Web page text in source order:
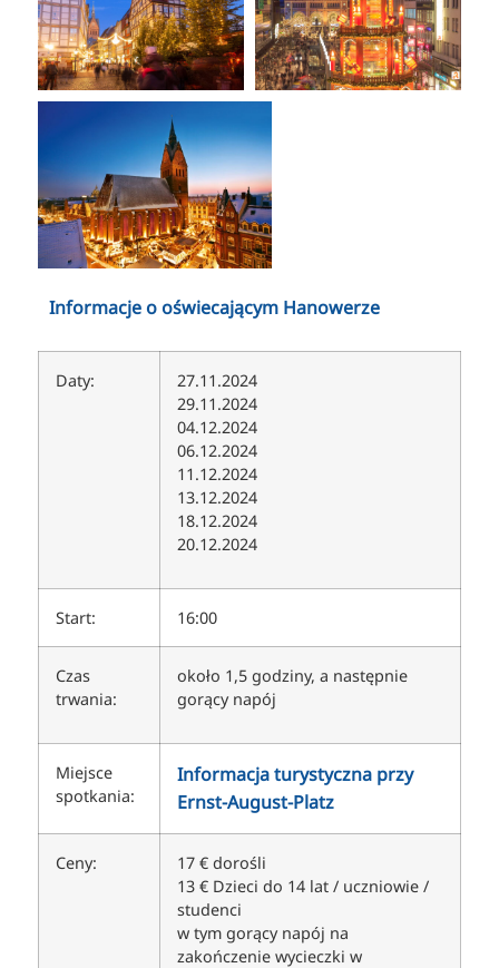
Informacje o oświecającym Hanowerze
Daty:
27.11.2024
29.11.2024
04.12.2024
06.12.2024
11.12.2024
13.12.2024
18.12.2024
20.12.2024
Start: 16:00
Czas
trwania:
około 1,5 godziny, a następnie
gorący napój
Miejsce
spotkania:
Informacja turystyczna przy
Ernst-August-Platz
Ceny:
17 € dorośli
13 € Dzieci do 14 lat / uczniowie /
studenci
w tym gorący napój na
zakończenie wycieczki w